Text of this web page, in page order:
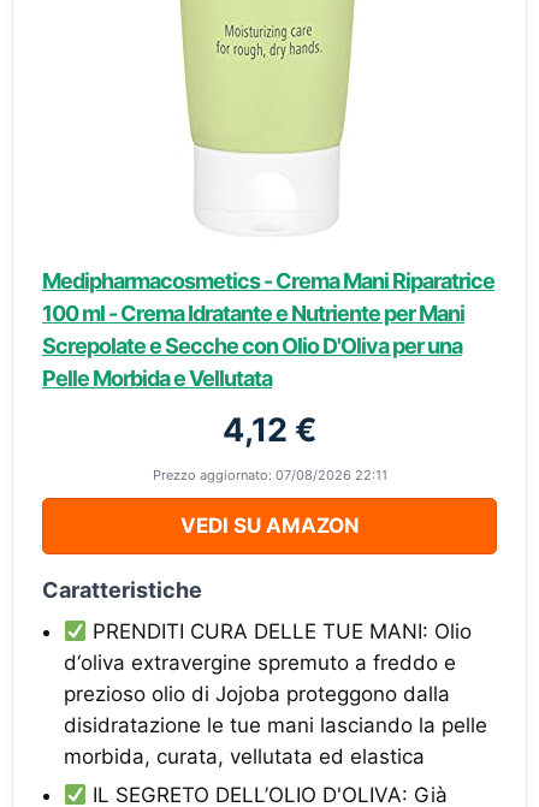
Medipharmacosmetics - Crema Mani Riparatrice
100 ml - Crema Idratante e Nutriente per Mani
Screpolate e Secche con Olio D'Oliva per una
Pelle Morbida e Vellutata
4,12 €
Prezzo aggiornato: 07/08/2026 22:11
VEDI SU AMAZON
Caratteristiche
PRENDITI CURA DELLE TUE MANI: Olio
d‘oliva extravergine spremuto a freddo e
prezioso olio di Jojoba proteggono dalla
disidratazione le tue mani lasciando la pelle
morbida, curata, vellutata ed elastica
IL SEGRETO DELL’OLIO D'OLIVA: Già